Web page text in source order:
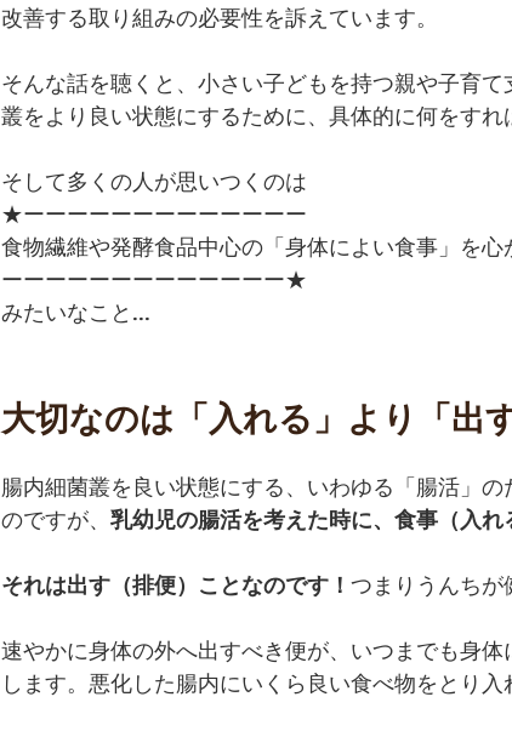
改善する取り組みの必要性を訴えています。
そんな話を聴くと、小さい子どもを持つ親や子育
叢をより良い状態にするために、具体的に何をす
そして多くの人が思いつくのは
★ーーーーーーーーーーーーー
食物繊維や発酵食品中心の「身体によい食事」を
ーーーーーーーーーーーーー★
みたいなこと...
大切なのは「入れる」より「出
腸内細菌叢を良い状態にする、いわゆる「腸活」
のですが、 乳幼児の腸活を考えた時に、食事（入れ
それは出す（排便）ことなのです！ つまりうんちが
速やかに身体の外へ出すべき便が、いつまでも身
します。悪化した腸内にいくら良い食べ物をとり入